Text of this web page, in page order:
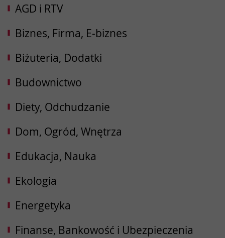
AGD i RTV
Biznes, Firma, E-biznes
Biżuteria, Dodatki
Budownictwo
Diety, Odchudzanie
Dom, Ogród, Wnętrza
Edukacja, Nauka
Ekologia
Energetyka
Finanse, Bankowość i Ubezpieczenia